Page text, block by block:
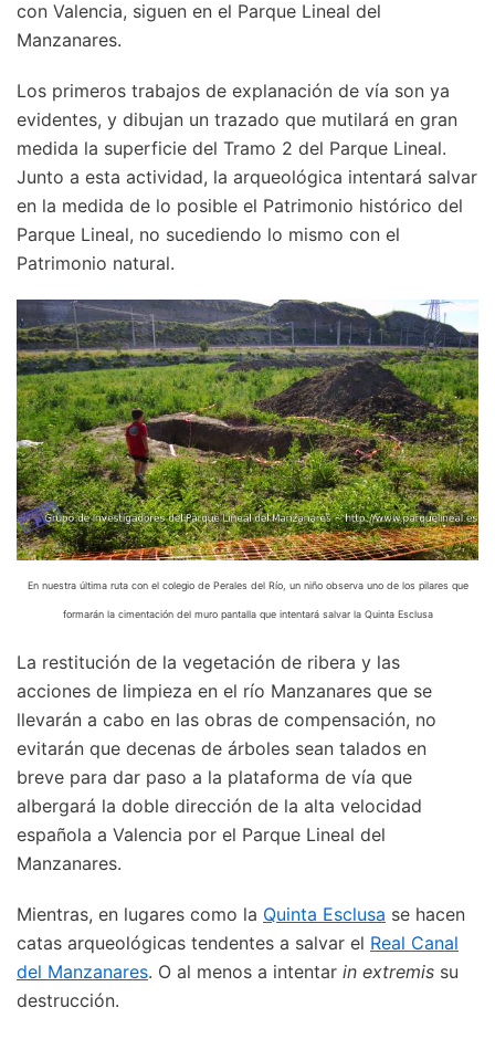
con Valencia, siguen en el Parque Lineal del
Manzanares.
Los primeros trabajos de explanación de vía son ya
evidentes, y dibujan un trazado que mutilará en gran
medida la superficie del Tramo 2 del Parque Lineal.
Junto a esta actividad, la arqueológica intentará salvar
en la medida de lo posible el Patrimonio histórico del
Parque Lineal, no sucediendo lo mismo con el
Patrimonio natural.
En nuestra última ruta con el colegio de Perales del Río, un niño observa uno de los pilares que
formarán la cimentación del muro pantalla que intentará salvar la Quinta Esclusa
La restitución de la vegetación de ribera y las
acciones de limpieza en el río Manzanares que se
llevarán a cabo en las obras de compensación, no
evitarán que decenas de árboles sean talados en
breve para dar paso a la plataforma de vía que
albergará la doble dirección de la alta velocidad
española a Valencia por el Parque Lineal del
Manzanares.
Mientras, en lugares como la Quinta Esclusa se hacen
catas arqueológicas tendentes a salvar el Real Canal
del Manzanares. O al menos a intentar in extremis su
destrucción.